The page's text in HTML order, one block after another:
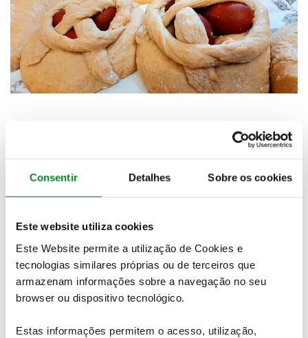
Consentir Detalhes Sobre os cookies
Este website utiliza cookies
Este Website permite a utilização de Cookies e
tecnologias similares próprias ou de terceiros que
armazenam informações sobre a navegação no seu
browser ou dispositivo tecnológico.
Estas informações permitem o acesso, utilização,